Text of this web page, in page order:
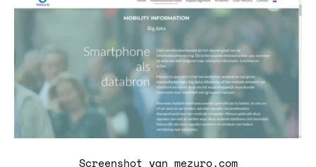
Screenshot van mezuro.com